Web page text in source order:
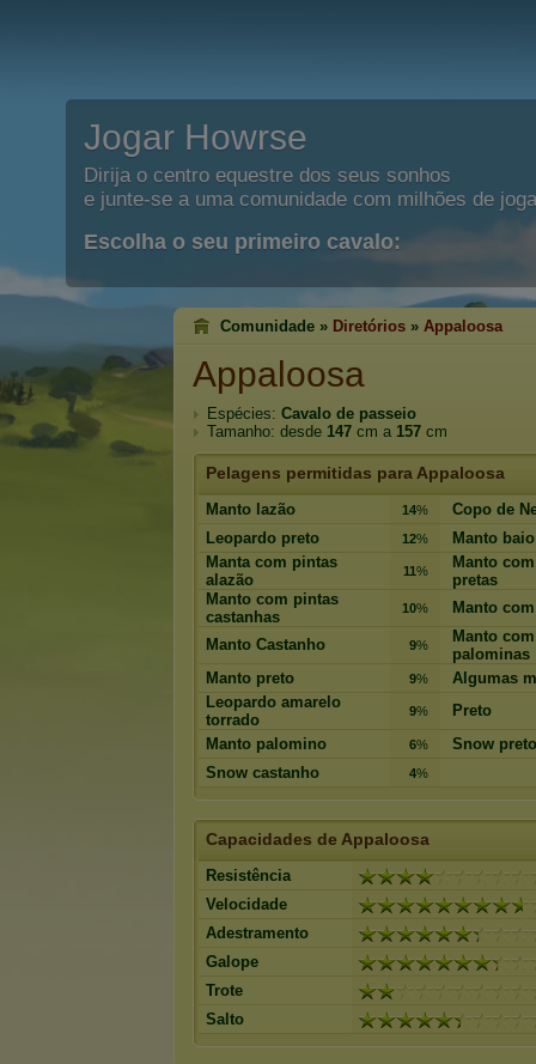
Jogar Howrse
Dirija o centro equestre dos seus sonhos
e junte-se a uma comunidade com milhões de
Escolha o seu primeiro cavalo:
Comunidade » Diretórios » Appaloosa
Appaloosa
Espécies: Cavalo de passeio
Tamanho: desde 147 cm a 157 cm
Pelagens permitidas para Appaloosa
Manto lazão 14%
Copo de
Leopardo preto
12%
Manto baio
Manta com pintas
alazão
11%
Manto
pretas
Manto com pintas
castanhas
10% Manto
Manto Castanho 9%
Manto
palominas
Manto preto
9%
Algumas
Leopardo amarelo
torrado
9%
Preto
Manto palomino
6%
Snow preto
Snow castanho
4%
Capacidades de Appaloosa
Resistência
Velocidade
Adestramento
Galope
Trote
Salto